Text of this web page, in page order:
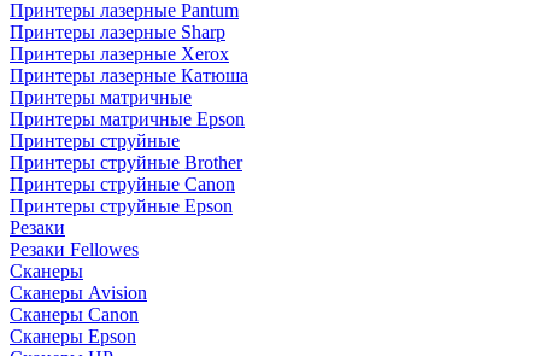
Принтеры лазерные Pantum
Принтеры лазерные Sharp
Принтеры лазерные Xerox
Принтеры лазерные Катюша
Принтеры матричные
Принтеры матричные Epson
Принтеры струйные
Принтеры струйные Brother
Принтеры струйные Canon
Принтеры струйные Epson
Резаки
Резаки Fellowes
Сканеры
Сканеры Avision
Сканеры Canon
Сканеры Epson